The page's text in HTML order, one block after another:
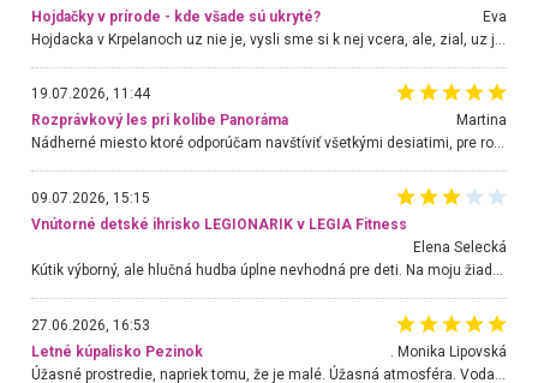
Hojdačky v prírode - kde všade sú ukryté?
Eva
19.07.2026, 11:44
Rozprávkový les pri kolibe Panoráma
Martina
Nádherné miesto ktoré odporúčam navštíviť všetkými desiatimi, pre rodiny s deťmi, dôchodcom... Proste a jednoducho ozaj rozprávkový les.. určite ešte prídeme. Odniesli sme si na pamiatku krásne tričká,
09.07.2026, 15:15
Vnútorné detské ihrisko LEGIONARIK v LEGIA Fitness
Elena Selecká
Kútik výborný, ale hlučná hudba úplne nevhodná pre deti. Na moju žiadosť o aspoň sušenie nereagovali.
27.06.2026, 16:53
Letné kúpalisko Pezinok
. Monika Lipovská
Úžasné prostredie, napriek tomu, že je malé. Úžasná atmosféra. Voda fantastická a nádherná. Ľudí je pomerne veľa, ale su mili a ohľaduplní. Je veľmi zaujímavé sledovať, ako dokážu spolu športovať cudzí ľudia a bez ohľadu na vek. Vládne tu pohoda. Vnuka neviem dostať z vody. Ďakujem za krásny deň . Urcite sa sem vrátim. Jediný problém je s parkovaním, ale aj ten sa mi podarilo vyriešiť. Monika Bratislava